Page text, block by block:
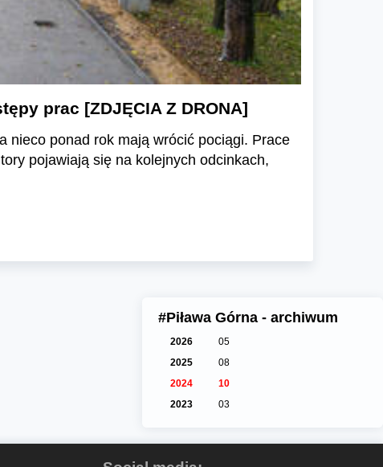
prac [ZDJĘCIA Z DRONA]
nieco ponad rok mają wrócić pociągi. Prace
pojawiają się na kolejnych odcinkach,
#Piława Górna - archiwum
2026
05
2025
08
2024
10
2023
03